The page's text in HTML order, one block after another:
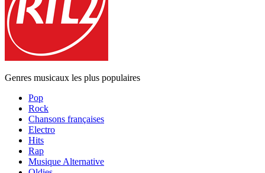
Genres musicaux les plus populaires
Pop
Rock
Chansons françaises
Electro
Hits
Rap
Musique Alternative